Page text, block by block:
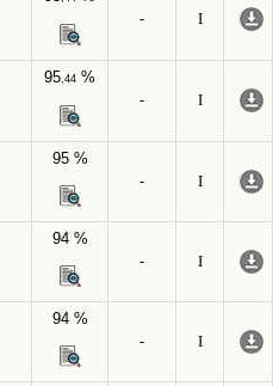
-
I
95,44 %
-
I
95 %
-
I
94 %
-
I
94 %
-
I